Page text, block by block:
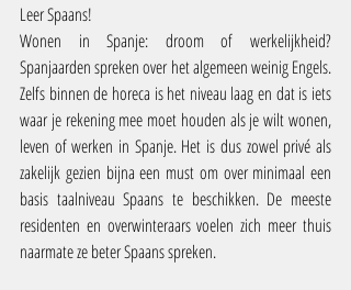
Leer Spaans!
Wonen in Spanje: droom of werkelijkheid?
Spanjaarden spreken over het algemeen weinig Engels.
Zelfs binnen de horeca is het niveau laag en dat is iets
waar je rekening mee moet houden als je wilt wonen,
leven of werken in Spanje. Het is dus zowel privé als
zakelijk gezien bijna een must om over minimaal een
basis taalniveau Spaans te beschikken. De meeste
residenten en overwinteraars voelen zich meer thuis
naarmate ze beter Spaans spreken.